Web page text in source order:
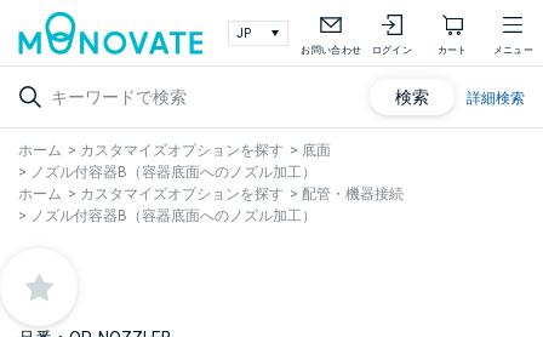
お問い合わせ ログイン カート メニュー
検索 詳細検索
ホーム > カスタマイズオプションを探す > 底面
> ノズル付容器B（容器底面へのノズル加工）
ホーム > カスタマイズオプションを探す > 配管・機器接続
> ノズル付容器B（容器底面へのノズル加工）